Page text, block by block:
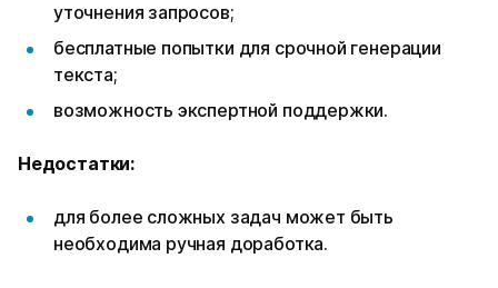
уточнения запросов;
бесплатные попытки для срочной генерации
текста;
возможность экспертной поддержки.
Недостатки:
для более сложных задач может быть
необходима ручная доработка.